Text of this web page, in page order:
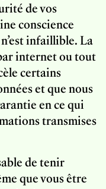
de vos
conscience
infaillible. La
internet ou tout
certains
et que nous
en ce qui
transmises
de tenir
que vous être